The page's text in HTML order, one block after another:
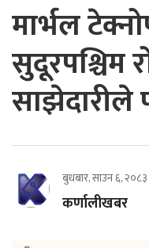
मार्भल
सुदूरपश्चिम
साझेदारीले
बुधबार, साउन ६, २०८३
कर्णालीखबर